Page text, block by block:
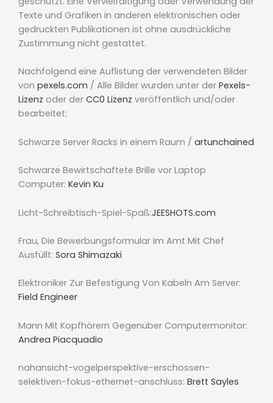
Texte und Grafiken in anderen elektronischen oder
gedruckten Publikationen ist ohne ausdrückliche
Zustimmung nicht gestattet.
Nachfolgend eine Auflistung der verwendeten Bilder
von pexels.com / Alle Bilder wurden unter der Pexels-
Lizenz oder der CC0 Lizenz veröffentlich und/oder
bearbeitet:
Schwarze Server Racks in einem Raum / artunchained
Schwarze Bewirtschaftete Brille vor Laptop
Computer: Kevin Ku
Licht-Schreibtisch-Spiel-Spaß:JEESHOTS.com
Frau, Die Bewerbungsformular Im Amt Mit Chef
Ausfüllt: Sora Shimazaki
Elektroniker Zur Befestigung Von Kabeln Am Server:
Field Engineer
Mann Mit Kopfhörern Gegenüber Computermonitor:
Andrea Piacquadio
nahansicht-vogelperspektive-erschossen-
selektiven-fokus-ethernet-anschluss: Brett Sayles